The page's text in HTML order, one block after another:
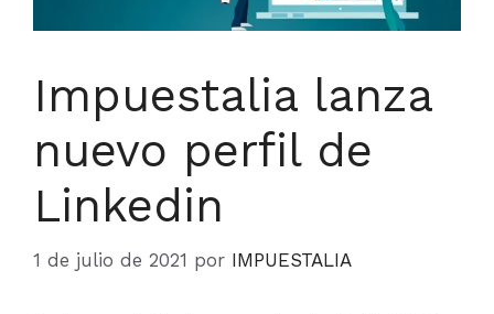
Impuestalia lanza
nuevo perfil de
Linkedin
1 de julio de 2021 por IMPUESTALIA